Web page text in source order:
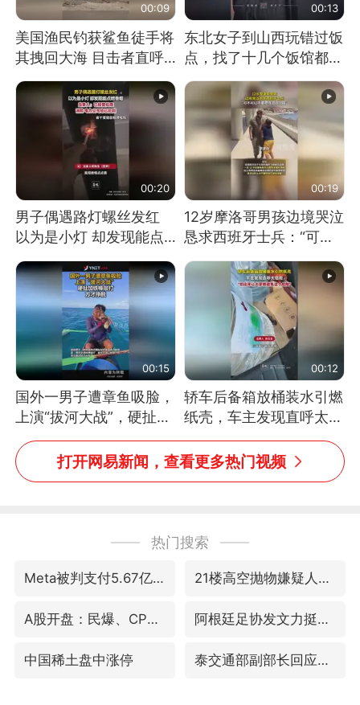
00:09
美国渔民钓获鲨鱼徒手将
其拽回大海 目击者直呼
震惊 （视频来源：参考
消息）
00:13
东北女子到山西玩错过饭
点，找了十几个饭馆都没
开门：午休到几点
00:20
男子偶遇路灯螺丝发红
以为是小灯 却发现能点
燃香烟 当事人：已报警
处理
00:19
12岁摩洛哥男孩边境哭泣
恳求西班牙士兵：“可不
可以不要把我遣返回国”
00:15
国外一男子遭章鱼吸脸，
上演“拔河大战”，硬扯加
铁棒敲打方才挣脱
00:12
轿车后备箱放桶装水引燃
纸壳，车主发现直呼太危
险，“拍出来让大家都避
免这个危险”
打开网易新闻，查看更多热门视频
热门搜索
Meta被判支付5.67亿美元 21楼高空抛物嫌疑人被拘留
A股开盘：民爆、CPO等概念走强 阿根廷足协发文力挺因凡蒂诺
中国稀土盘中涨停 泰交通部副部长回应中国人遭歧视手势